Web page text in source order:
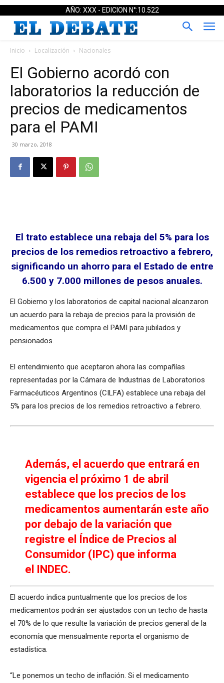
AÑO: XXX - EDICION N°:10.522
Inicio Localización Nacionales
El Gobierno acordó con
laboratorios la reducción de
precios de medicamentos
para el PAMI
30 marzo, 2018
El trato establece una rebaja del 5% para los
precios de los remedios retroactivo a febrero,
significando un ahorro para el Estado de entre
6.500 y 7.000 millones de pesos anuales.
El Gobierno y los laboratorios de capital nacional alcanzaron
un acuerdo para la rebaja de precios para la provisión de
medicamentos que compra el PAMI para jubilados y
pensionados.
El entendimiento que aceptaron ahora las compañías
representadas por la Cámara de Industrias de Laboratorios
Farmacéuticos Argentinos (CILFA) establece una rebaja del
5% para los precios de los remedios retroactivo a febrero.
Además, el acuerdo que entrará en
vigencia el próximo 1 de abril
establece que los precios de los
medicamentos aumentarán este año
por debajo de la variación que
registre el Índice de Precios al
Consumidor (IPC) que informa
el INDEC.
El acuerdo indica puntualmente que los precios de los
medicamentos podrán ser ajustados con un techo de hasta
el 70% de lo que resulte la variación de precios general de la
economía que mensualmente reporta el organismo de
estadística.
“Le ponemos un techo de inflación. Si el medicamento